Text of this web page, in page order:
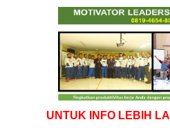
UNTUK INFO LEBIH